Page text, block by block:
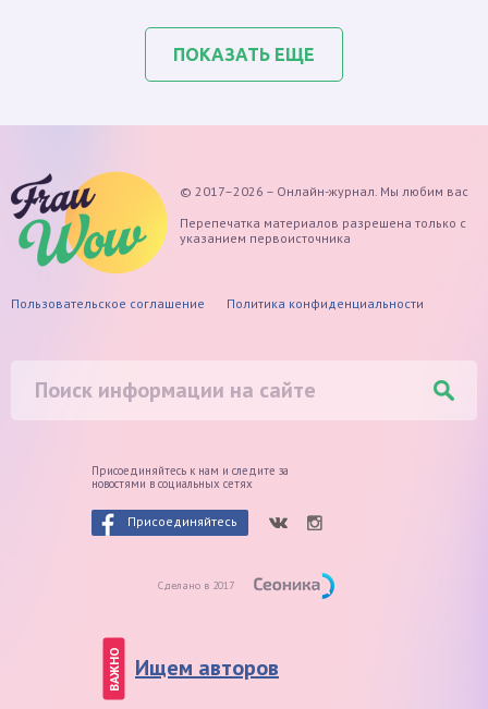
ПОКАЗАТЬ ЕЩЕ
© 2017–2026 – Онлайн-журнал. Мы любим вас
Перепечатка материалов разрешена только с
указанием первоисточника
Пользовательское соглашение Политика конфиденциальности
Присоединяйтесь к нам и следите за
новостями в социальных сетях
Присоединяйтесь
Сделано в 2017
ВАЖНО Ищем авторов